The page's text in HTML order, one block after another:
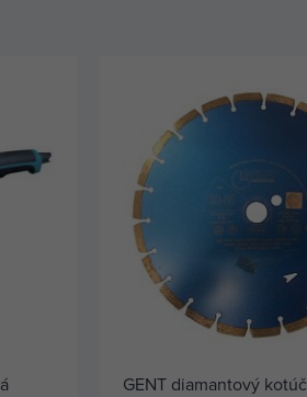
GENT diamantový kotúč